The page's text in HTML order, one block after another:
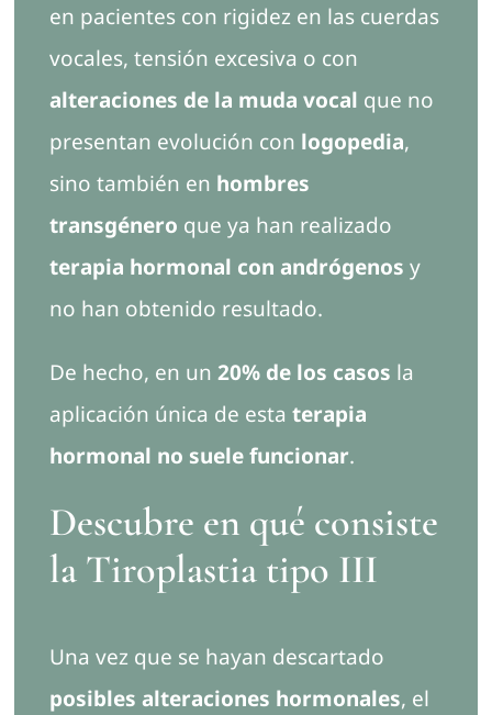
en pacientes con rigidez en las cuerdas
vocales, tensión excesiva o con
alteraciones de la muda vocal que no
presentan evolución con logopedia,
sino también en hombres
transgénero que ya han realizado
terapia hormonal con andrógenos y
no han obtenido resultado.
De hecho, en un 20% de los casos la
aplicación única de esta terapia
hormonal no suele funcionar.
Descubre en qué consiste
la Tiroplastia tipo III
Una vez que se hayan descartado
posibles alteraciones hormonales, el